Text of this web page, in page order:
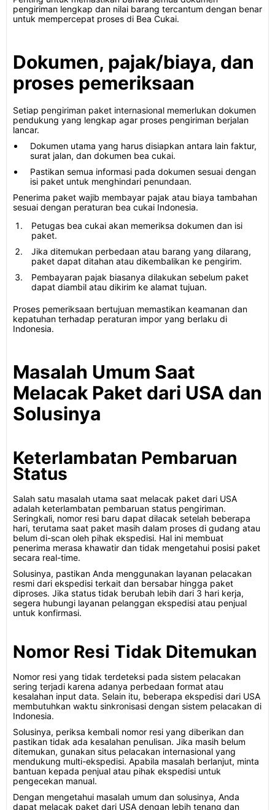
pengiriman lengkap dan nilai barang tercantum dengan benar
untuk mempercepat proses di Bea Cukai.
Dokumen, pajak/biaya, dan
proses pemeriksaan
Setiap pengiriman paket internasional memerlukan dokumen
pendukung yang lengkap agar proses pengiriman berjalan
lancar.
Dokumen utama yang harus disiapkan antara lain faktur,
surat jalan, dan dokumen bea cukai.
Pastikan semua informasi pada dokumen sesuai dengan
isi paket untuk menghindari penundaan.
Penerima paket wajib membayar pajak atau biaya tambahan
sesuai dengan peraturan bea cukai Indonesia.
Petugas bea cukai akan memeriksa dokumen dan isi
paket.
Jika ditemukan perbedaan atau barang yang dilarang,
paket dapat ditahan atau dikembalikan ke pengirim.
Pembayaran pajak biasanya dilakukan sebelum paket
dapat diambil atau dikirim ke alamat tujuan.
Proses pemeriksaan bertujuan memastikan keamanan dan
kepatuhan terhadap peraturan impor yang berlaku di
Indonesia.
Masalah Umum Saat
Melacak Paket dari USA dan
Solusinya
Keterlambatan Pembaruan
Status
Salah satu masalah utama saat melacak paket dari USA
adalah keterlambatan pembaruan status pengiriman.
Seringkali, nomor resi baru dapat dilacak setelah beberapa
hari, terutama saat paket masih dalam proses di gudang atau
belum di-scan oleh pihak ekspedisi. Hal ini membuat
penerima merasa khawatir dan tidak mengetahui posisi paket
secara real-time.
Solusinya, pastikan Anda menggunakan layanan pelacakan
resmi dari ekspedisi terkait dan bersabar hingga paket
diproses. Jika status tidak berubah lebih dari 3 hari kerja,
segera hubungi layanan pelanggan ekspedisi atau penjual
untuk konfirmasi.
Nomor Resi Tidak Ditemukan
Nomor resi yang tidak terdeteksi pada sistem pelacakan
sering terjadi karena adanya perbedaan format atau
kesalahan input data. Selain itu, beberapa ekspedisi dari USA
membutuhkan waktu sinkronisasi dengan sistem pelacakan di
Indonesia.
Solusinya, periksa kembali nomor resi yang diberikan dan
pastikan tidak ada kesalahan penulisan. Jika masih belum
ditemukan, gunakan situs pelacakan internasional yang
mendukung multi-ekspedisi. Apabila masalah berlanjut, minta
bantuan kepada penjual atau pihak ekspedisi untuk
pengecekan manual.
Dengan mengetahui masalah umum dan solusinya, Anda
dapat melacak paket dari USA dengan lebih tenang dan